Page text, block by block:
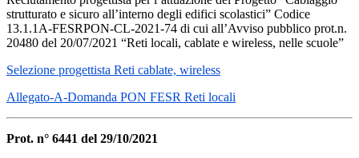
strutturato e sicuro all’interno degli edifici scolastici” Codice
13.1.1A-FESRPON-CL-2021-74 di cui all’Avviso pubblico prot.n.
20480 del 20/07/2021 “Reti locali, cablate e wireless, nelle scuole”
Selezione progettista Reti cablate, wireless
Allegato-A-Domanda PON FESR Reti locali
Prot. n° 6441 del 29/10/2021